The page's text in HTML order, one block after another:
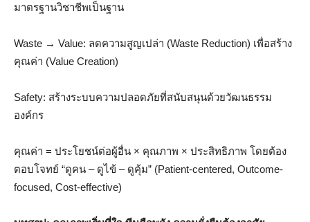
มาตรฐานวิชาชีพเป็นฐาน
Waste → Value: ลดความสูญเปล่า (Waste Reduction) เพื่อสร้าง
คุณค่า (Value Creation)
Safety: สร้างระบบความปลอดภัยที่สนับสนุนด้วยวัฒนธรรม
องค์กร
คุณค่า = ประโยชน์ต่อผู้อื่น × คุณภาพ × ประสิทธิภาพ โดยต้อง
ตอบโจทย์ “ดูคน – ดูไข้ – ดูคุ้ม” (Patient-centered, Outcome-
focused, Cost-effective)